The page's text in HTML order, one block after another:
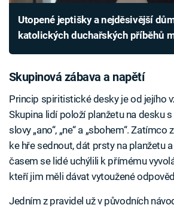
Utopené jeptišky a nejděsivější
katolických duchařských příběhů
Skupinová zábava a napětí
Princip spiritistické desky je od jejího
Skupina lidí položí planžetu na desku
slovy „ano“, „ne“ a „sbohem“.
ke hře sednout, dát prsty na planžetu
časem se lidé uchýlili k přímému
kteří jim měli dávat vytoužené
Jedním z pravidel už v původních